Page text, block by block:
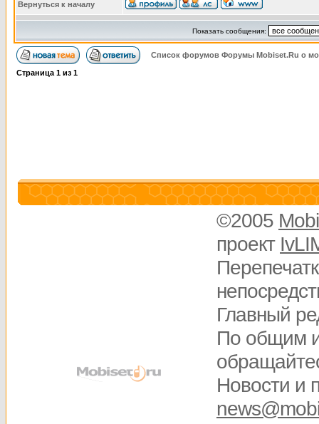
Вернуться к началу
Показать сообщения:
Список форумов Форумы Mobiset.Ru о
Страница 1 из 1
©2005
проект
Главный
По общим
Новости и